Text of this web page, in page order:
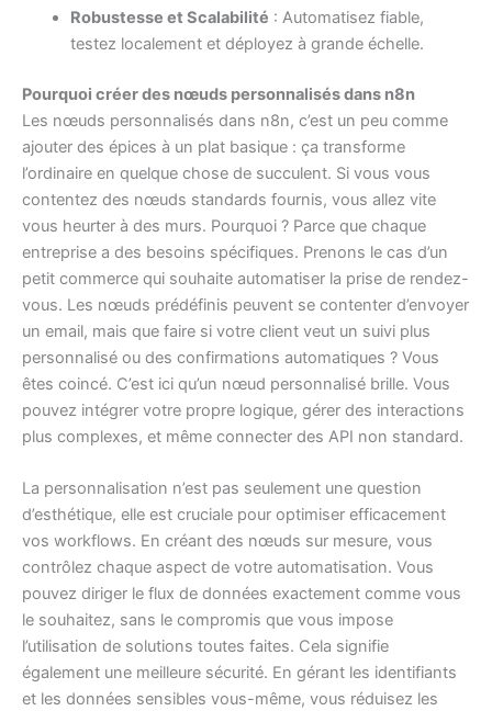
Robustesse et Scalabilité : Automatisez fiable,
testez localement et déployez à grande échelle.
Pourquoi créer des nœuds personnalisés dans n8n
Les nœuds personnalisés dans n8n, c’est un peu comme
ajouter des épices à un plat basique : ça transforme
l’ordinaire en quelque chose de succulent. Si vous vous
contentez des nœuds standards fournis, vous allez vite
vous heurter à des murs. Pourquoi ? Parce que chaque
entreprise a des besoins spécifiques. Prenons le cas d’un
petit commerce qui souhaite automatiser la prise de rendez-
vous. Les nœuds prédéfinis peuvent se contenter d’envoyer
un email, mais que faire si votre client veut un suivi plus
personnalisé ou des confirmations automatiques ? Vous
êtes coincé. C’est ici qu’un nœud personnalisé brille. Vous
pouvez intégrer votre propre logique, gérer des interactions
plus complexes, et même connecter des API non standard.
La personnalisation n’est pas seulement une question
d’esthétique, elle est cruciale pour optimiser efficacement
vos workflows. En créant des nœuds sur mesure, vous
contrôlez chaque aspect de votre automatisation. Vous
pouvez diriger le flux de données exactement comme vous
le souhaitez, sans le compromis que vous impose
l’utilisation de solutions toutes faites. Cela signifie
également une meilleure sécurité. En gérant les identifiants
et les données sensibles vous-même, vous réduisez les